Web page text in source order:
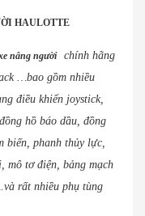
HAULOTTE
nâng người
chính hãng
…bao gồm nhiều
điều khiển joystick,
hồ báo dầu, đồng
biến, phanh thủy lực,
mô tơ điện, bảng mạch
rất nhiều phụ tùng